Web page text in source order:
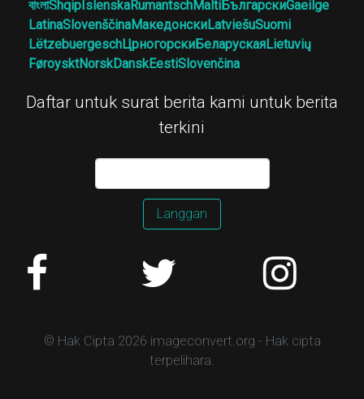
বাংলাShqipÍslenskaRumantschMaltiБългарскиGaeilge
LatinaSlovenščinaМакедонскиLatviešuSuomi
LëtzebuergeschЦрногорскиБеларускаяLietuvių
FøroysktNorskDanskEestiSlovenčina
Daftar untuk surat berita kami untuk berita
terkini
Langgan
© Hak Cipta 2026 imageconvert.org - Hak cipta
terpelihara.